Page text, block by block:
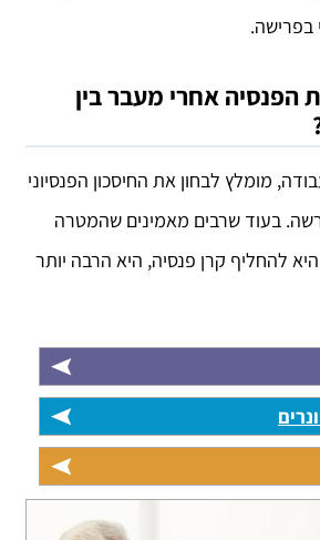
בפרישה.
הפנסיה אחרי מעבר בין
מומלץ לבחון את החיסכון הפנסיוני
בעוד שרבים מאמינים שהמטרה
להחליף קרן פנסיה, היא הרבה יותר